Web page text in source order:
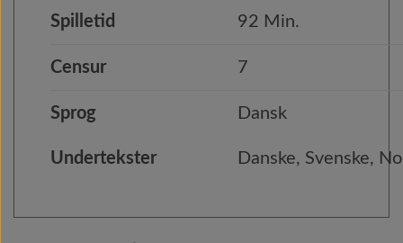
Spilletid 92 Min.
Censur 7
Sprog
Undertekster
Dansk
Danske, Svenske,